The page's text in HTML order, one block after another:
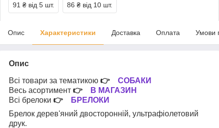
91 ₴ від 5 шт. 86 ₴ від 10 шт.
Опис Характеристики Доставка Оплата Умови
Опис
Всі товари за тематикою 👉 СОБАКИ
Весь асортимент 👉
В МАГАЗИН
Всі брелоки 👉
БРЕЛОКИ
Брелок дерев'яний двосторонній, ультрафіолетовий
друк.